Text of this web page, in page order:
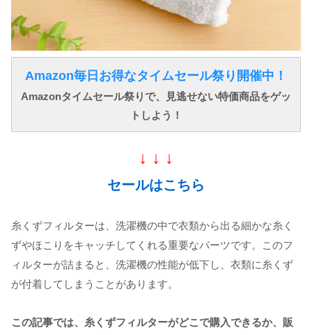
Amazon毎日お得なタイムセール祭り開催中！
Amazonタイムセール祭りで、見逃せない特価商品をゲッ
トしよう！
↓ ↓ ↓
セールはこちら
糸くずフィルターは、洗濯機の中で衣類から出る細かな糸く
ずやほこりをキャッチしてくれる重要なパーツです。このフ
ィルターが詰まると、洗濯機の性能が低下し、衣類に糸くず
が付着してしまうことがあります。
この記事では、糸くずフィルターがどこで購入できるか、販